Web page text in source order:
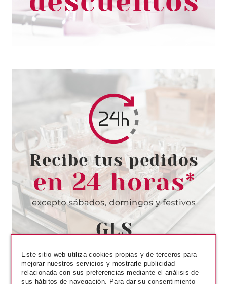
BON MATIN
BON MATIN WHITE BLOOSSOM
EDT 125ML +SALES DE BAÑO
8.95€
Este sitio web utiliza cookies propias y de terceros para
mejorar nuestros servicios y mostrarle publicidad
relacionada con sus preferencias mediante el análisis de
sus hábitos de navegación. Para dar su consentimiento